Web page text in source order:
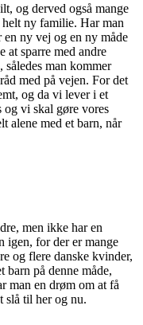
og derved også mange
ny familie. Har man
en ny vej og en ny måde
at sparre med andre
således man kommer
med på vejen. For det
og da vi lever i et
og vi skal gøre vores
alene med et barn, når
men ikke har en
igen, for der er mange
og flere danske kvinder,
på denne måde,
man en drøm om at få
slå til her og nu.